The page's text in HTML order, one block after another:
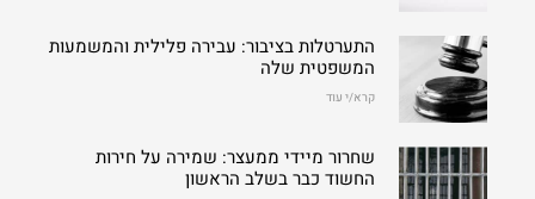
התערטלות בציבור: עבירה פלילית והמשמעות
המשפטית שלה
קרא/י עוד
שחרור מיידי ממעצר: שמירה על חירות
החשוד כבר בשלב הראשון